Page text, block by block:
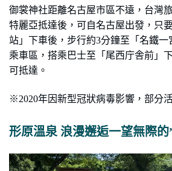
御裳神社距離名古屋市區不遠，台灣
特麗亞抵達後，可自名古屋出發，只
站」下車後，步行約3分鐘至「名鐵一
乘車區，搭乘巴士至「尾西庁舎前」
可抵達。
※2020年因新型冠狀病毒影響，部分
形原溫泉 浪漫邂逅一望無際的